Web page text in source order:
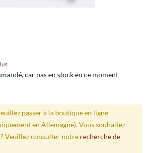
car pas en stock en ce moment
passer à la boutique en ligne
en Allemagne). Vous souhaitez
Veuillez consulter notre recherche de